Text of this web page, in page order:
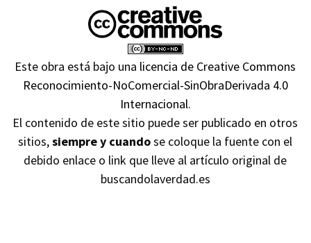
Este obra está bajo una licencia de Creative Commons
Reconocimiento-NoComercial-SinObraDerivada 4.0
Internacional.
El contenido de este sitio puede ser publicado en otros
sitios,siempre y cuandose coloque la fuente con el
debido enlace o link que lleve al artículo original de
buscandolaverdad.es